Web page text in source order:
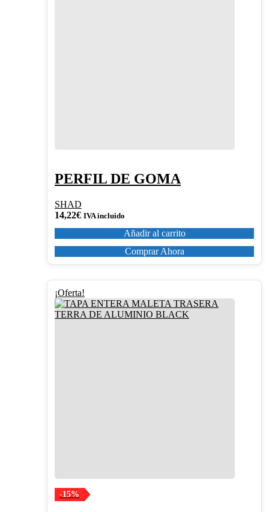
PERFIL DE GOMA
SHAD
14,22€ IVA incluido
Añadir al carrito
Comprar Ahora
¡Oferta!
-15%